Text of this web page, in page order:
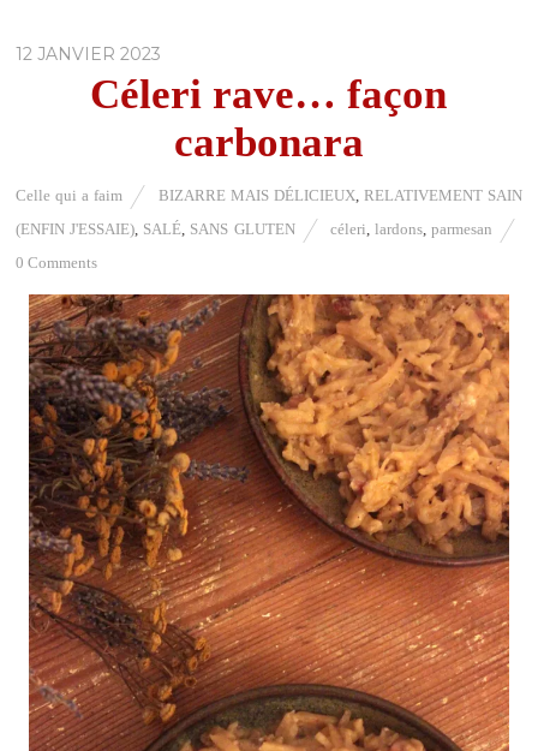
12 JANVIER 2023
Céleri rave… façon
carbonara
Celle qui a faim BIZARRE MAIS DÉLICIEUX, RELATIVEMENT SAIN
(ENFIN J'ESSAIE), SALÉ, SANS GLUTEN céleri, lardons, parmesan
0 Comments